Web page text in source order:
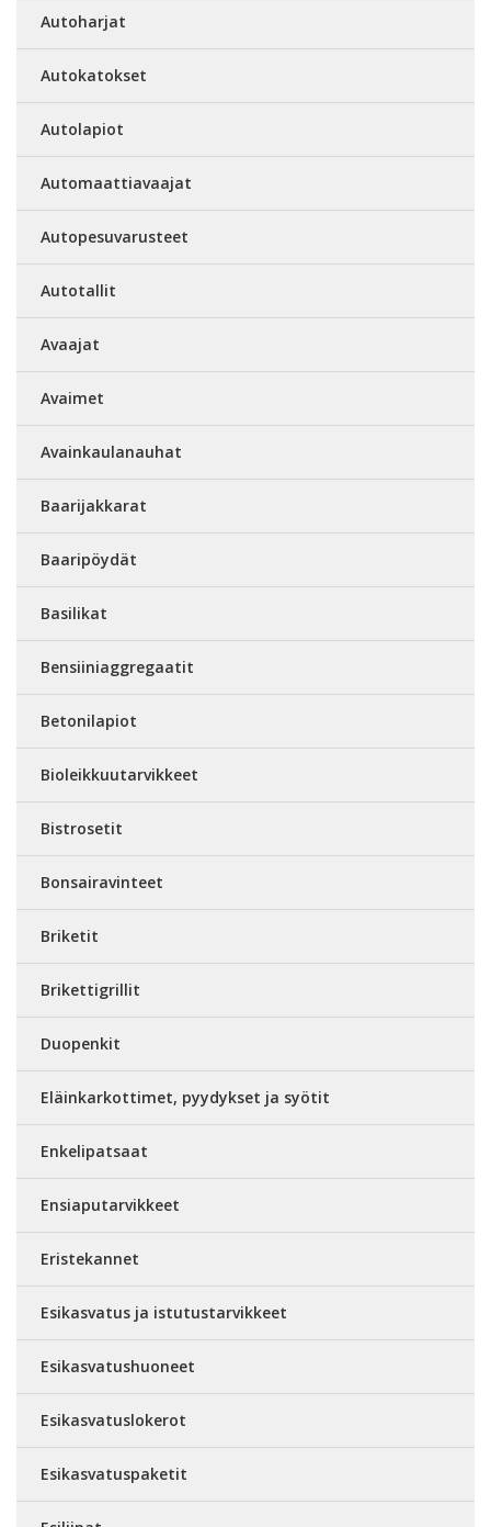
Autoharjat
Autokatokset
Autolapiot
Automaattiavaajat
Autopesuvarusteet
Autotallit
Avaajat
Avaimet
Avainkaulanauhat
Baarijakkarat
Baaripöydät
Basilikat
Bensiiniaggregaatit
Betonilapiot
Bioleikkuutarvikkeet
Bistrosetit
Bonsairavinteet
Briketit
Brikettigrillit
Duopenkit
Eläinkarkottimet, pyydykset ja syötit
Enkelipatsaat
Ensiaputarvikkeet
Eristekannet
Esikasvatus ja istutustarvikkeet
Esikasvatushuoneet
Esikasvatuslokerot
Esikasvatuspaketit